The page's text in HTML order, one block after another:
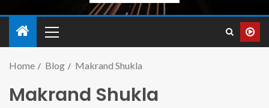
Home Blog Makrand Shukla
Makrand Shukla